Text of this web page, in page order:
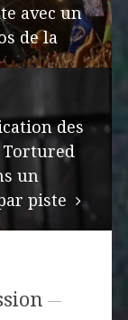
avec un
de la
des
Tortured
un
piste